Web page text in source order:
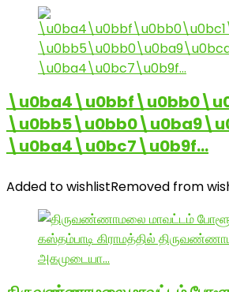
\u0ba4\u0bc7\u0b9f…
Added to wishlistRemoved from